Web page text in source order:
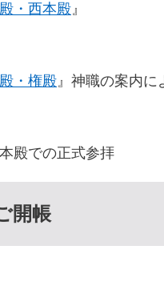
・西本殿』
・権殿』神職の案内に
殿での正式参拝
開帳